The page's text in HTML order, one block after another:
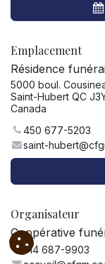
Emplacement
Résidence
5000 boul.
Saint-Hubert QC
Canada
450 677-5203
saint-
Organisateur
Coopérative
514 687-9903